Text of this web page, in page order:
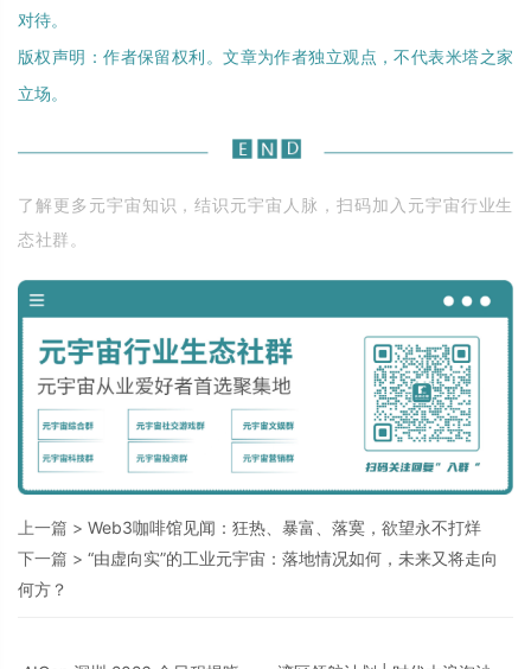
对待。
版权声明：作者保留权利。文章为作者独立观点，不代表米塔之家
立场。
了解更多元宇宙知识，结识元宇宙人脉，扫码加入元宇宙行业生
态社群。
上一篇 > Web3咖啡馆见闻：狂热、暴富、落寞，欲望永不打烊
下一篇 > “由虚向实”的工业元宇宙：落地情况如何，未来又将走向
何方？